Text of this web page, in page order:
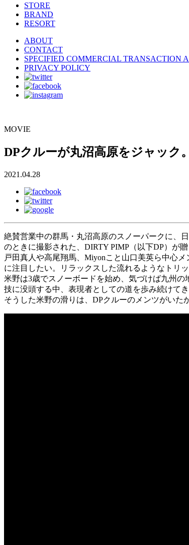
STORE
BRAND
RESORT
ABOUT
CONTACT
SPECIFIED COMMERCIAL TRANSACTION
PRIVACY POLICY
MOVIE
DPクルーが丸沼高原をジャック
2021.04.28
絶賛営業中の群馬・丸沼高原のスノーパークに、
のときに撮影された、DIRTY PIMP（以下DP）が
戸田真人や高尾翔馬、Miyonこと山口美英ら中心
に注目したい。リラックスした流れるようなトリ
米野は3歳でスノーボードを始め、気づけば九州
技に没頭する中、表現者としての道を歩み続けて
そうした米野の滑りは、DPクルーのメンツがいた